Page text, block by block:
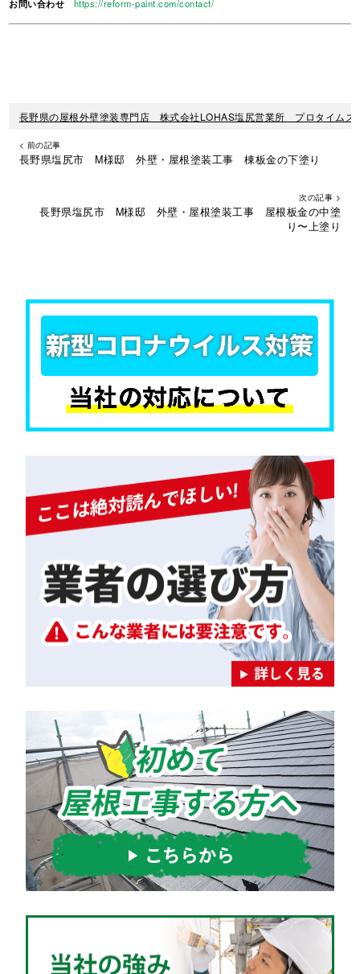
お問い合わせ https://reform-paint.com/contact/
長野県の屋根外壁塗装専門店 株式会社LOHAS塩尻営業所 プロタイムズ
< 前の記事
長野県塩尻市 M様邸 外壁・屋根塗装工事 棟板金の下塗り
次の記事 >
長野県塩尻市 M様邸 外壁・屋根塗装工事 屋根板金の中塗
り〜上塗り